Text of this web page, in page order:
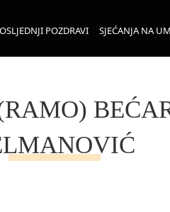
POZDRAVI SJEĆANJA NA